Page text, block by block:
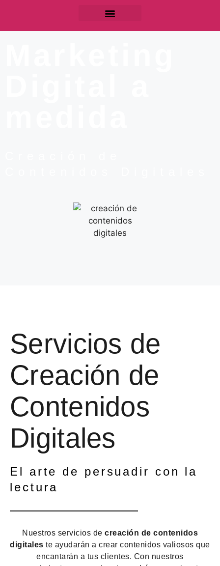
Servicios de
Creación de
Contenidos
Digitales
El arte de persuadir con la
lectura
Nuestros servicios de creación de contenidos
digitales te ayudarán a crear contenidos valiosos que
encantarán a tus clientes. Con nuestros